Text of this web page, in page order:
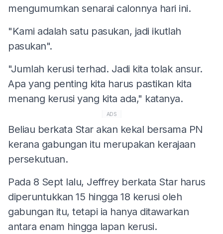
mengumumkan senarai calonnya hari ini.
"Kami adalah satu pasukan, jadi ikutlah
pasukan".
"Jumlah kerusi terhad. Jadi kita tolak ansur.
Apa yang penting kita harus pastikan kita
menang kerusi yang kita ada," katanya.
ADS
Beliau berkata Star akan kekal bersama PN
kerana gabungan itu merupakan kerajaan
persekutuan.
Pada 8 Sept lalu, Jeffrey berkata Star harus
diperuntukkan 15 hingga 18 kerusi oleh
gabungan itu, tetapi ia hanya ditawarkan
antara enam hingga lapan kerusi.